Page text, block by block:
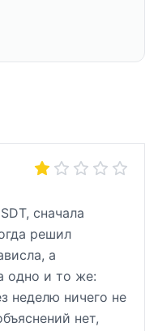
сначала
решил
а
одно и то же:
неделю ничего не
нет,